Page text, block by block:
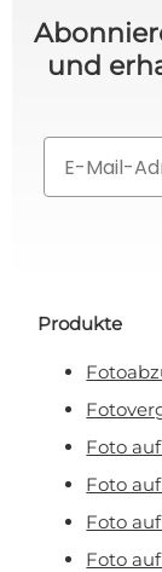
und
Produkte
Foto
Foto
Foto
Foto
Melden
Mit Ihrer